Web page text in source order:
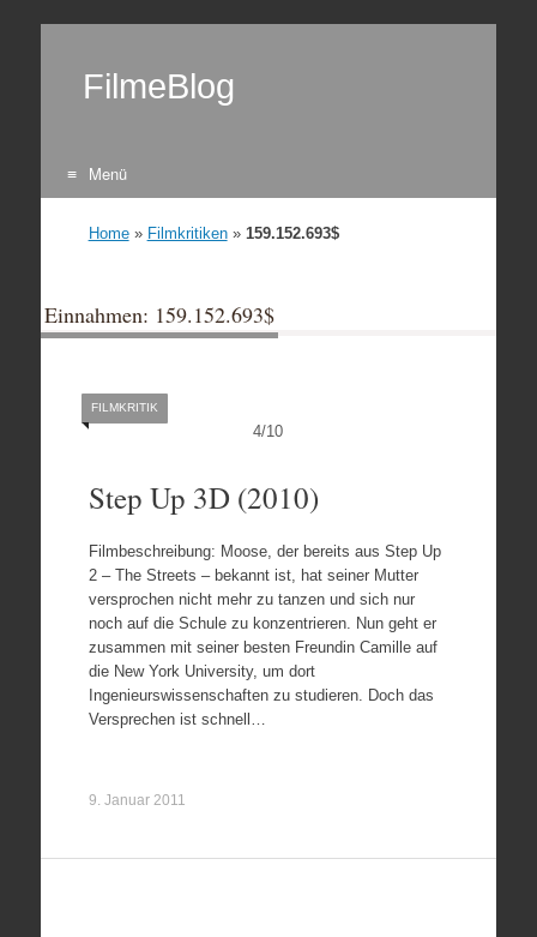
FilmeBlog
Menü
Home» Filmkritiken» 159.152.693$
Einnahmen: 159.152.693$
4/10
FILMKRITIK
Step Up 3D (2010)
Filmbeschreibung: Moose, der bereits aus Step Up
2 – The Streets – bekannt ist, hat seiner Mutter
versprochen nicht mehr zu tanzen und sich nur
noch auf die Schule zu konzentrieren. Nun geht er
zusammen mit seiner besten Freundin Camille auf
die New York University, um dort
Ingenieurswissenschaften zu studieren. Doch das
Versprechen ist schnell…
9. Januar 2011